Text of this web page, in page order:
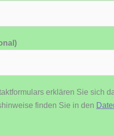
erklären Sie sich
finden Sie in den